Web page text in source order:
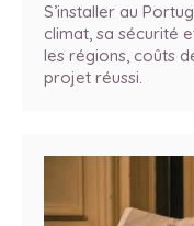
S’installer au
climat, sa sécurité
les régions, coûts
projet réussi.